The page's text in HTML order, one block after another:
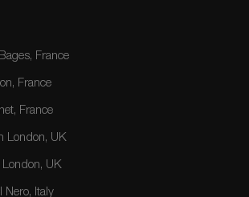
France
France
France
London, UK
London, UK
Nero, Italy